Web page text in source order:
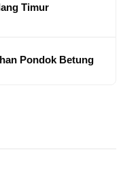
Timur
Pondok Betung